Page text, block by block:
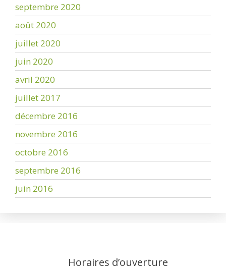
septembre 2020
août 2020
juillet 2020
juin 2020
avril 2020
juillet 2017
décembre 2016
novembre 2016
octobre 2016
septembre 2016
juin 2016
Horaires d’ouverture